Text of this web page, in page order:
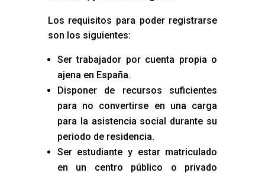
Los requisitos para poder registrarse
son los siguientes:
Ser trabajador por cuenta propia o
ajena en España.
Disponer de recursos suficientes
para no convertirse en una carga
para la asistencia social durante su
periodo de residencia.
Ser estudiante y estar matriculado
en un centro público o privado